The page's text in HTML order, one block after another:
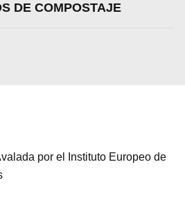
DE COMPOSTAJE
por el Instituto Europeo de